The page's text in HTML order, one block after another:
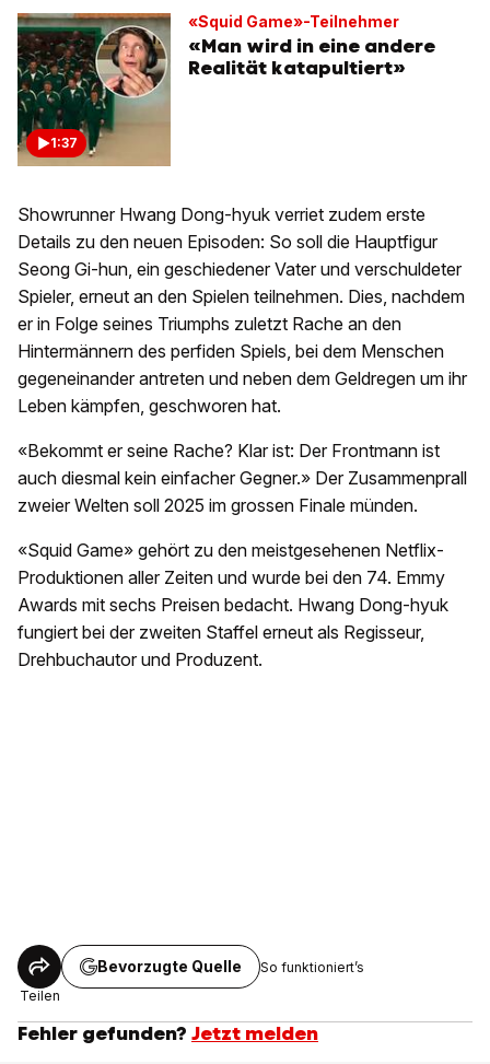
1:37
«Squid Game»-Teilnehmer
«Man wird in eine andere
Realität katapultiert»
Showrunner Hwang Dong-hyuk verriet zudem erste
Details zu den neuen Episoden: So soll die Hauptfigur
Seong Gi-hun, ein geschiedener Vater und verschuldeter
Spieler, erneut an den Spielen teilnehmen. Dies, nachdem
er in Folge seines Triumphs zuletzt Rache an den
Hintermännern des perfiden Spiels, bei dem Menschen
gegeneinander antreten und neben dem Geldregen um ihr
Leben kämpfen, geschworen hat.
«Bekommt er seine Rache? Klar ist: Der Frontmann ist
auch diesmal kein einfacher Gegner.» Der Zusammenprall
zweier Welten soll 2025 im grossen Finale münden.
«Squid Game» gehört zu den meistgesehenen Netflix-
Produktionen aller Zeiten und wurde bei den 74. Emmy
Awards mit sechs Preisen bedacht. Hwang Dong-hyuk
fungiert bei der zweiten Staffel erneut als Regisseur,
Drehbuchautor und Produzent.
Teilen
Bevorzugte Quelle So funktioniert’s
Fehler gefunden? Jetzt melden